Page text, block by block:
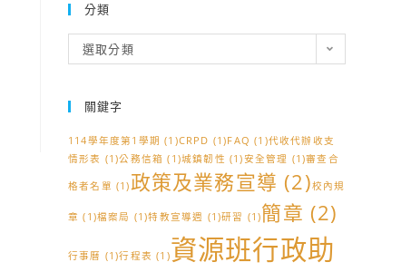
分類
類
選取分類
關鍵字
114學年度第1學期 (1)CRPD (1)FAQ (1)代收代辦收支
情形表 (1)公務信箱 (1)城鎮韌性 (1)安全管理 (1)審查合
格者名單 (1)政策及業務宣導 (2)校內規
章 (1)檔案局 (1)特教宣導週 (1)研習 (1)簡章 (2)
行事曆 (1)行程表 (1)資源班行政助